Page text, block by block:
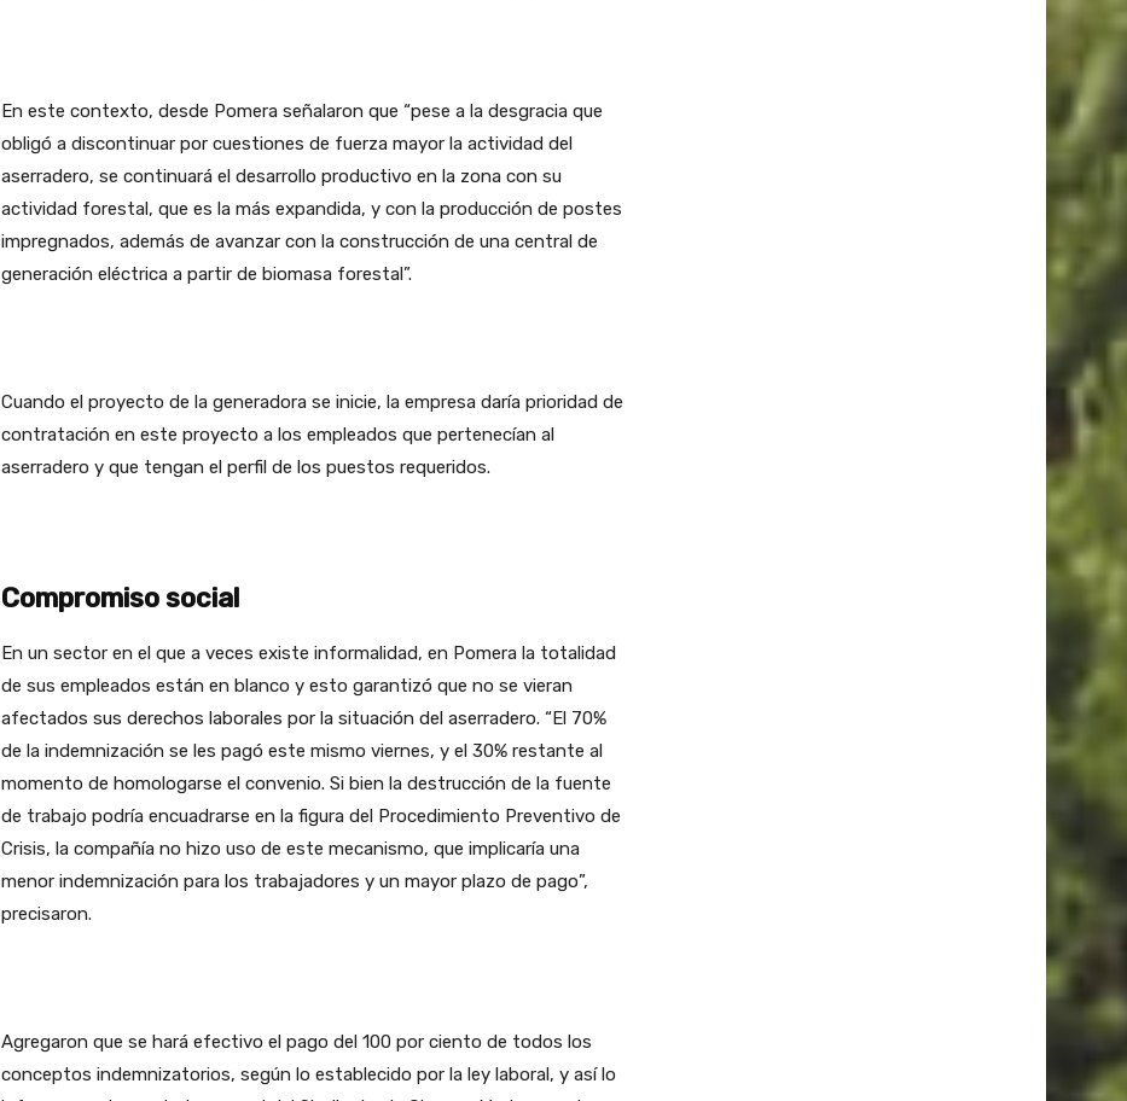
En este contexto, desde Pomera señalaron que “pese a la desgracia que
obligó a discontinuar por cuestiones de fuerza mayor la actividad del
aserradero, se continuará el desarrollo productivo en la zona con su
actividad forestal, que es la más expandida, y con la producción de postes
impregnados, además de avanzar con la construcción de una central de
generación eléctrica a partir de biomasa forestal”.
Cuando el proyecto de la generadora se inicie, la empresa daría prioridad de
contratación en este proyecto a los empleados que pertenecían al
aserradero y que tengan el perfil de los puestos requeridos.
Compromiso social
En un sector en el que a veces existe informalidad, en Pomera la totalidad
de sus empleados están en blanco y esto garantizó que no se vieran
afectados sus derechos laborales por la situación del aserradero. “El 70%
de la indemnización se les pagó este mismo viernes, y el 30% restante al
momento de homologarse el convenio. Si bien la destrucción de la fuente
de trabajo podría encuadrarse en la figura del Procedimiento Preventivo de
Crisis, la compañía no hizo uso de este mecanismo, que implicaría una
menor indemnización para los trabajadores y un mayor plazo de pago”,
precisaron.
Agregaron que se hará efectivo el pago del 100 por ciento de todos los
conceptos indemnizatorios, según lo establecido por la ley laboral, y así lo